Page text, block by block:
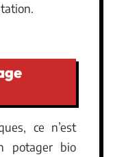
ce n’est
potager bio